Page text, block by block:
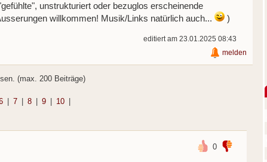
unstrukturiert oder bezuglos erscheinende
willkommen! Musik/Links natürlich auch...
)
editiert am 23.01.2025 08:43
melden
(max. 200 Beiträge)
7 8 9 10
0